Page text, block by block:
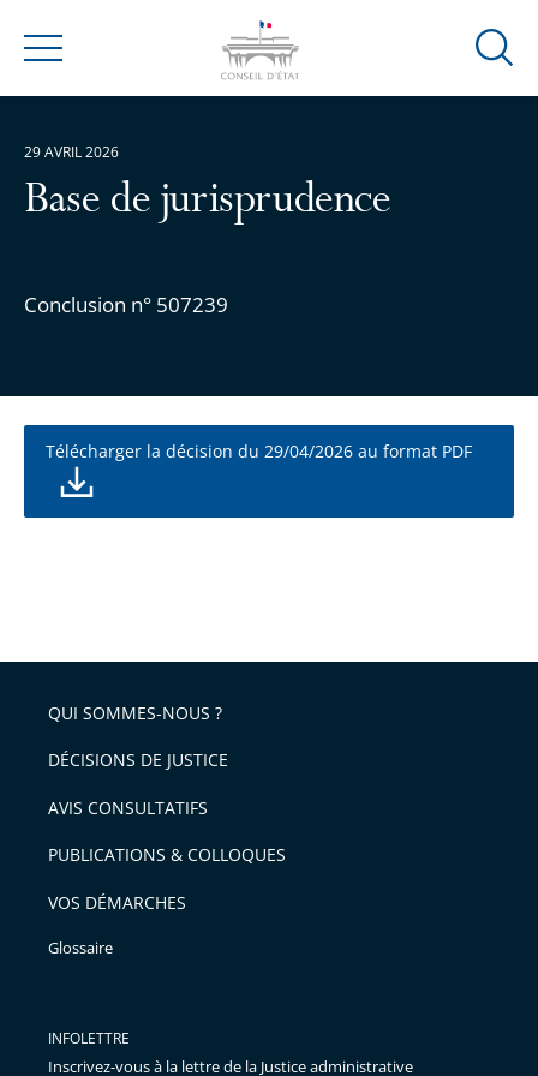
Menu
Ouvrir
Base de jurisprudence
Conclusion n° 507239
29 AVRIL 2026
Télécharger la décision du 29/04/2026 au format PDF
QUI SOMMES-NOUS ?
DÉCISIONS DE JUSTICE
AVIS CONSULTATIFS
PUBLICATIONS & COLLOQUES
VOS DÉMARCHES
Glossaire
INFOLETTRE
Inscrivez-vous à la lettre de la Justice administrative